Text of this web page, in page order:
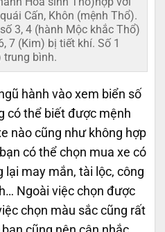
Cấn, Khôn (mệnh Thổ).
3, 4 (hành Mộc khắc Thổ)
7 (Kim) bị tiết khí. Số 1
trung bình.
hành vào xem biển số
có thể biết được mệnh
nào cũng như không hợp
có thể chọn mua xe có
lại may mắn, tài lộc, công
Ngoài việc chọn được
chọn màu sắc cũng rất